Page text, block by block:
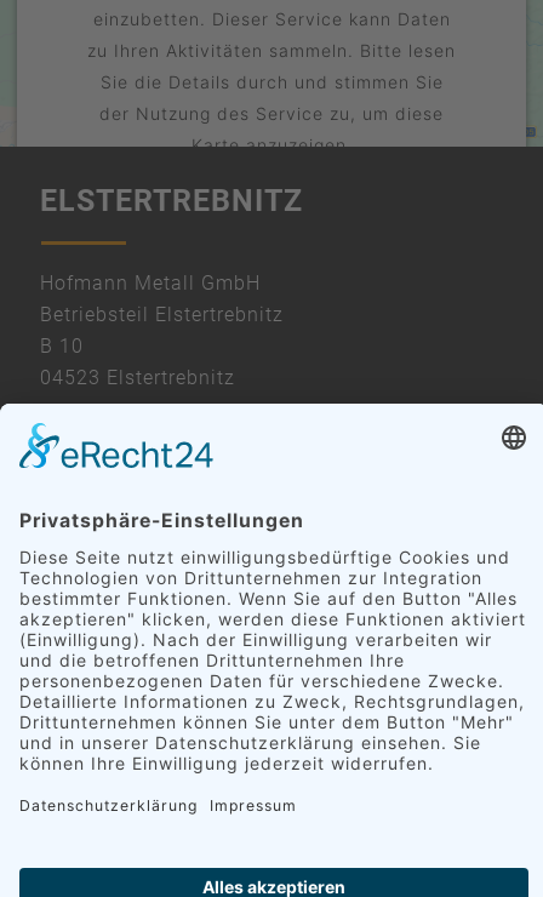
einzubetten. Dieser Service kann Daten
zu Ihren Aktivitäten sammeln. Bitte lesen
Sie die Details durch und stimmen Sie
der Nutzung des Service zu, um diese
Karte anzuzeigen.
Mehr Informationen
Usercentrics Consent Management
Platform
eRecht24
ELSTERTREBNITZ
Hofmann Metall GmbH
Betriebsteil Elstertrebnitz
B 10
04523 Elstertrebnitz
Büro:
034296 / 49 59 0
elstertrebnitz@hofmann-
metall.de
ÖFFNUNGSZEITEN
Mo. - Fr.:
07.00 - 16.00 Uhr
Sa.:
geschlossen
BITTE BEACHTEN SIE DIE PAUSENZEITEN
Mittag:
12.00 - 12.30 Uhr